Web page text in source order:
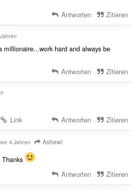
Antworten Zitieren
millionaire...work hard and always be
Antworten Zitieren
Link Antworten Zitieren
vor 4 Jahren Ashewl
Thanks
Antworten Zitieren